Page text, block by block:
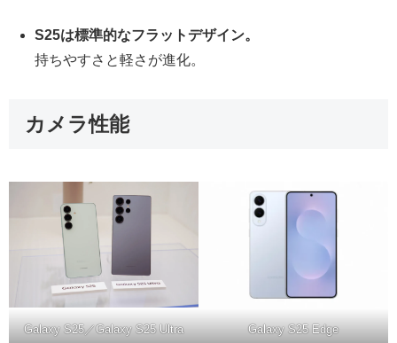
S25は標準的なフラットデザイン。
持ちやすさと軽さが進化。
カメラ性能
Galaxy S25／Galaxy S25 Ultra Galaxy S25 Edge